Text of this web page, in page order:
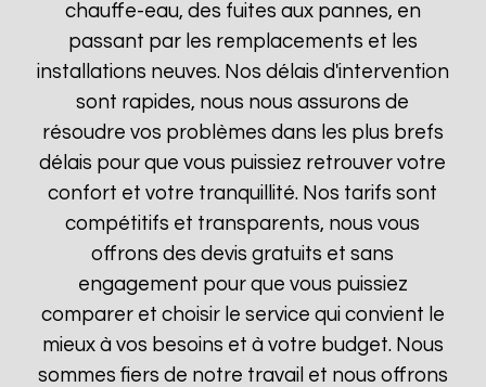
chauffe-eau, des fuites aux pannes, en
passant par les remplacements et les
installations neuves. Nos délais d'intervention
sont rapides, nous nous assurons de
résoudre vos problèmes dans les plus brefs
délais pour que vous puissiez retrouver votre
confort et votre tranquillité. Nos tarifs sont
compétitifs et transparents, nous vous
offrons des devis gratuits et sans
engagement pour que vous puissiez
comparer et choisir le service qui convient le
mieux à vos besoins et à votre budget. Nous
sommes fiers de notre travail et nous offrons